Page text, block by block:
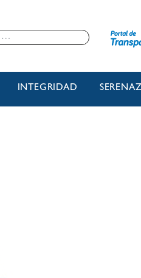
INTEGRIDAD